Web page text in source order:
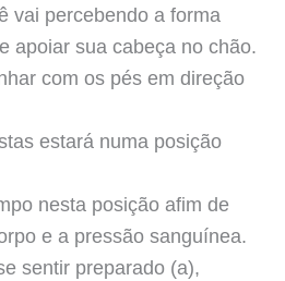
vai percebendo a forma
apoiar sua cabeça no chão.
com os pés em direção
estará numa posição
nesta posição afim de
e a pressão sanguínea.
sentir preparado (a),